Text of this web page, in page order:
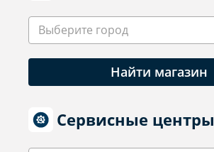
Выберите город
Найти магазин
Сервисные центры